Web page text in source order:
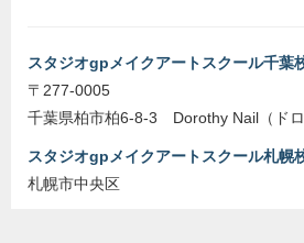
スタジオgpメイクアートスクール千葉
〒277-0005
千葉県柏市柏6-8-3 Dorothy Nail（ドロ
スタジオgpメイクアートスクール札幌
札幌市中央区